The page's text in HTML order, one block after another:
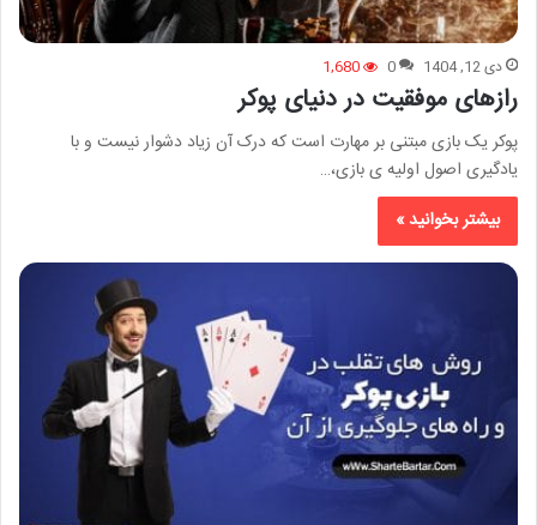
دی 12, 1404 0
1,680
رازهای موفقیت در دنیای پوکر
پوکر یک بازی مبتنی بر مهارت است که درک آن زیاد دشوار نیست و با
یادگیری اصول اولیه ی بازی،…
بیشتر بخوانید »